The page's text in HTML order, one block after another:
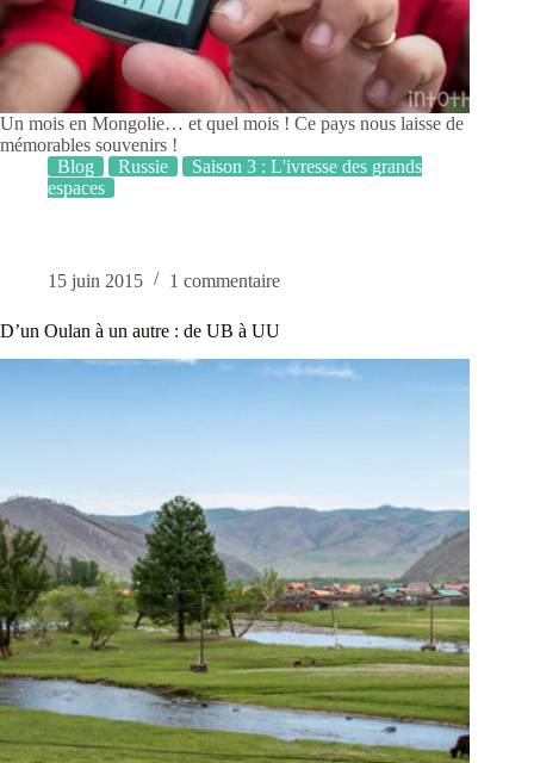
Un mois en Mongolie… et quel mois ! Ce pays nous laisse de
mémorables souvenirs !
Blog
Russie
Saison 3 : L'ivresse des grands
espaces
15 juin 2015 1 commentaire
D’un Oulan à un autre : de UB à UU